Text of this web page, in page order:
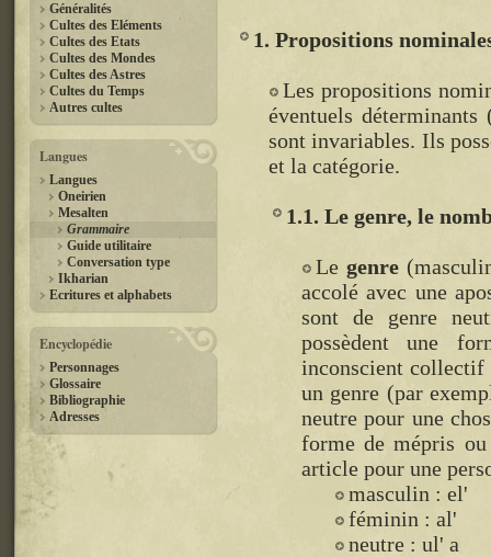
Généralités
Cultes des Eléments
Cultes des Etats
Cultes des Mondes
Cultes des Astres
Cultes du Temps
Autres cultes
Langues
Langues
Oneirien
Mesalten
Grammaire
Guide utilitaire
Conversation type
Ikharian
Ecritures et alphabets
Encyclopédie
Personnages
Glossaire
Bibliographie
Adresses
1. Propositions
Les propositions
éventuels
sont invariables. Ils
et la catégorie.
1.1. Le genre, le
Le genre
accolé avec une
sont de genre
possèdent une
inconscient collectif
un genre (par
neutre pour une
forme de mépris
article pour une
masculin : el'
féminin : al'
neutre : ul' a